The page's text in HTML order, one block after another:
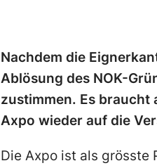
Nachdem die
Ablösung des NOK-
zustimmen. Es braucht
Axpo wieder auf die
Die Axpo ist als grösste